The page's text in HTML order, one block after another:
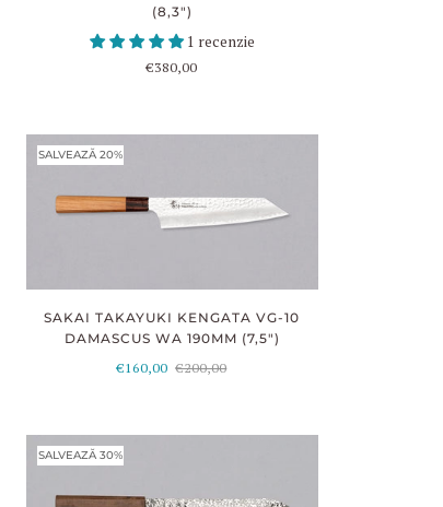
(8,3")
1 recenzie
€380,00
SALVEAZĂ 20%
SAKAI TAKAYUKI KENGATA VG-10
DAMASCUS WA 190MM (7,5")
€160,00 €200,00
SALVEAZĂ 30%